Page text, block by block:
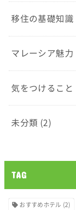
移住の基礎知識
マレーシア魅力
気をつけること
未分類 (2)
TAG
おすすめホテル (2)